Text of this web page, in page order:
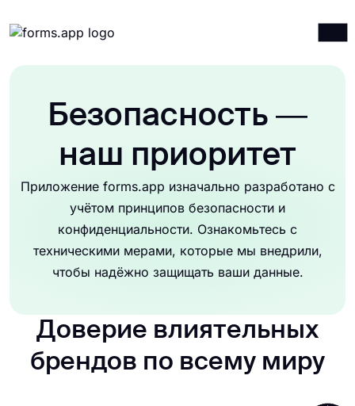
Интеграции
Ресурсы
Цены
Безопасность —
наш приоритет
Приложение forms.app изначально разработано с
учётом принципов безопасности и
конфиденциальности. Ознакомьтесь с
техническими мерами, которые мы внедрили,
чтобы надёжно защищать ваши данные.
Доверие влиятельных
брендов по всему миру